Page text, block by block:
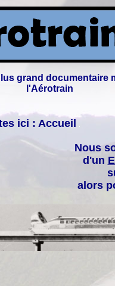
grand documentaire
l'Aérotrain
ici : Accueil
Nous
d'un
alors